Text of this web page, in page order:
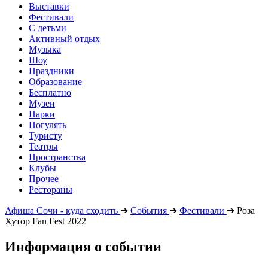
Выставки
Фестивали
С детьми
Активный отдых
Музыка
Шоу
Праздники
Образование
Бесплатно
Музеи
Парки
Погулять
Туристу
Театры
Пространства
Клубы
Прочее
Рестораны
Афиша Сочи - куда сходить ➔ События ➔ Фестивали ➔ Роза
Хутор Fan Fest 2022
Информация о событии